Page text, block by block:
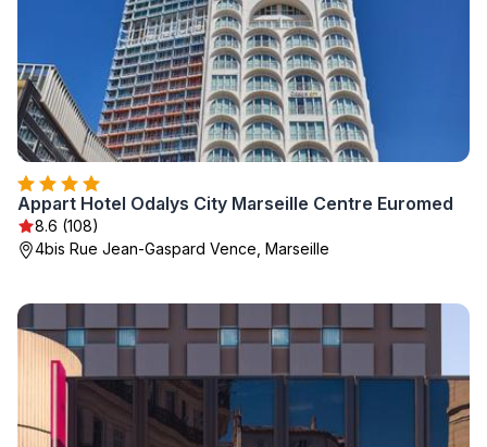
Appart Hotel Odalys City Marseille Centre Euromed
8.6 (108)
4bis Rue Jean-Gaspard Vence, Marseille